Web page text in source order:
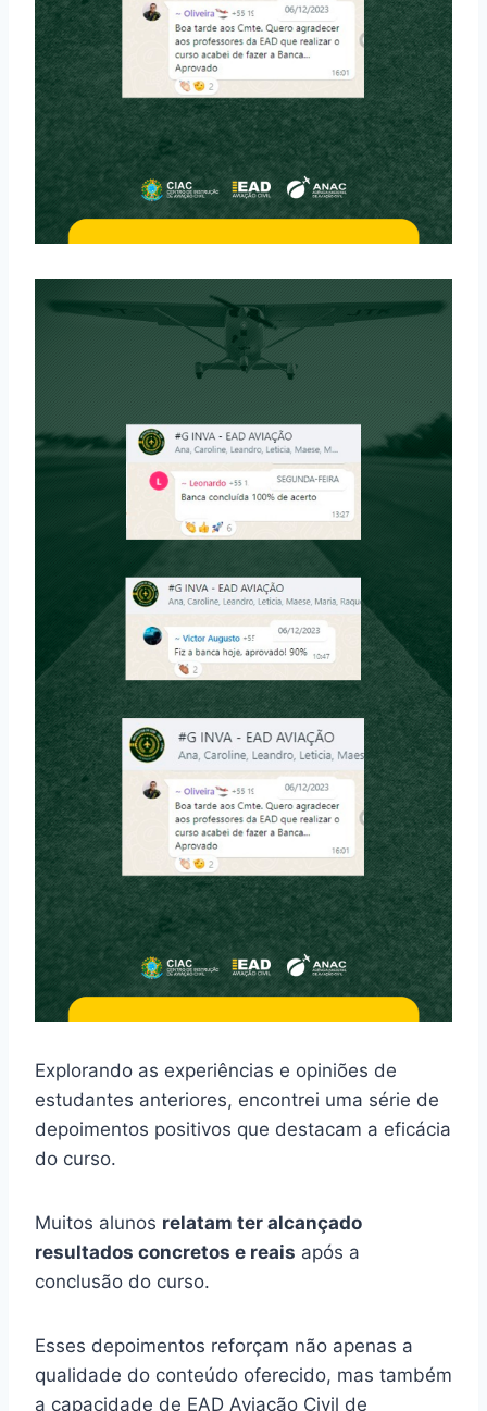
Explorando as experiências e opiniões de
estudantes anteriores, encontrei uma série de
depoimentos positivos que destacam a eficácia
do curso.
Muitos alunos relatam ter alcançado
resultados concretos e reais após a
conclusão do curso.
Esses depoimentos reforçam não apenas a
qualidade do conteúdo oferecido, mas também
a capacidade de EAD Aviação Civil de